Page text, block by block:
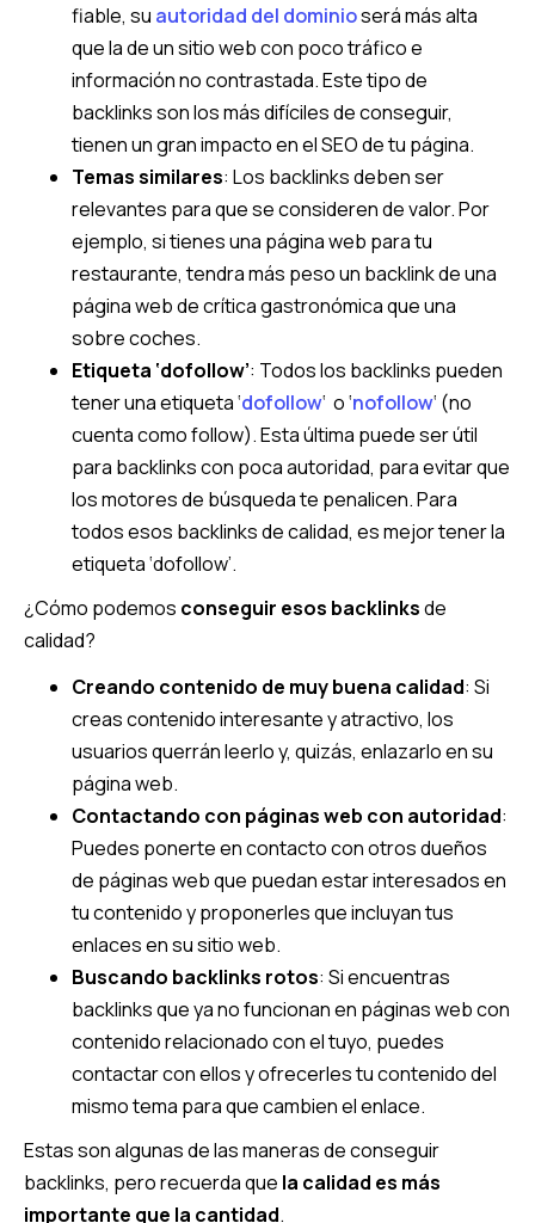
fiable, su autoridad del dominioserá más alta
que la de un sitio web con poco tráfico e
información no contrastada. Este tipo de
backlinks son los más difíciles de conseguir,
tienen un gran impacto en el SEO de tu página.
Temas similares: Los backlinks deben ser
relevantes para que se consideren de valor. Por
ejemplo, si tienes una página web para tu
restaurante, tendra más peso un backlink de una
página web de crítica gastronómica que una
sobre coches.
Etiqueta ‘dofollow’: Todos los backlinks pueden
tener una etiqueta ‘dofollow‘ o ‘nofollow‘ (no
cuenta como follow). Esta última puede ser útil
para backlinks con poca autoridad, para evitar que
los motores de búsqueda te penalicen. Para
todos esos backlinks de calidad, es mejor tener la
etiqueta ‘dofollow’.
¿Cómo podemos conseguir esos backlinksde
calidad?
Creando contenido de muy buena calidad: Si
creas contenido interesante y atractivo, los
usuarios querrán leerlo y, quizás, enlazarlo en su
página web.
Contactando con páginas web con autoridad:
Puedes ponerte en contacto con otros dueños
de páginas web que puedan estar interesados en
tu contenido y proponerles que incluyan tus
enlaces en su sitio web.
Buscando backlinks rotos: Si encuentras
backlinks que ya no funcionan en páginas web con
contenido relacionado con el tuyo, puedes
contactar con ellos y ofrecerles tu contenido del
mismo tema para que cambien el enlace.
Estas son algunas de las maneras de conseguir
backlinks, pero recuerda que la calidad es más
importante que la cantidad.